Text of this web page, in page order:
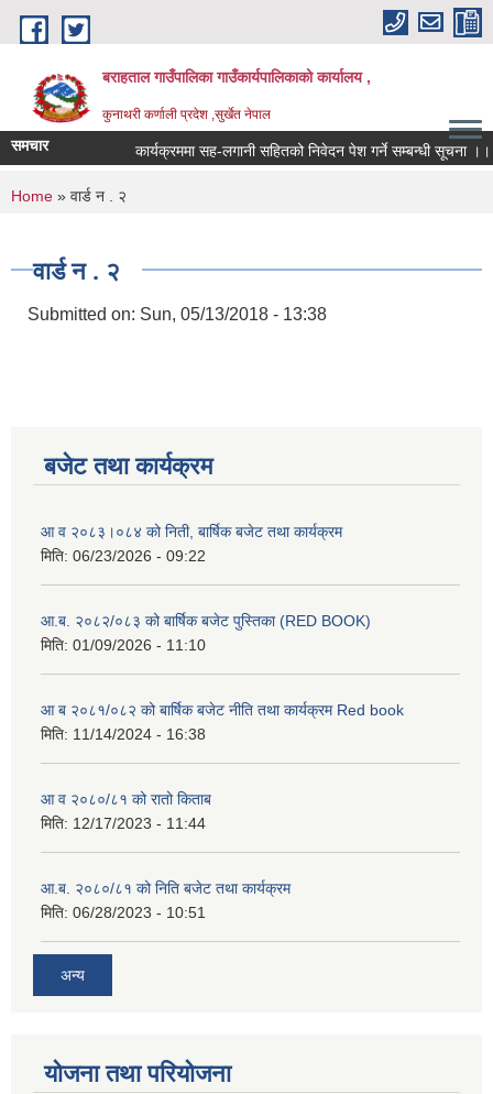
Skip to main content
बराहताल गाउँपालिका गाउँकार्यपालिकाको कार्यालय ,
कुनाथरी कर्णाली प्रदेश ,सुर्खेत नेपाल
समचार कार्यक्रममा सह-लगानी सहितको निवेदन पेश गर्ने सम्बन्धी सूचना ।।।
You are here
Home » वार्ड न . २
वार्ड न . २
Submitted on: Sun, 05/13/2018 - 13:38
बजेट तथा कार्यक्रम
आ व २०८३।०८४ को निती, बार्षिक बजेट तथा कार्यक्रम
मिति: 06/23/2026 - 09:22
आ.ब. २०८२/०८३ को बार्षिक बजेट पुस्तिका (RED BOOK)
मिति: 01/09/2026 - 11:10
आ ब २०८१/०८२ को बार्षिक बजेट नीति तथा कार्यक्रम Red book
मिति: 11/14/2024 - 16:38
आ व २०८०/८१ को रातो किताब
मिति: 12/17/2023 - 11:44
आ.ब. २०८०/८१ को निति बजेट तथा कार्यक्रम
मिति: 06/28/2023 - 10:51
अन्य
योजना तथा परियोजना